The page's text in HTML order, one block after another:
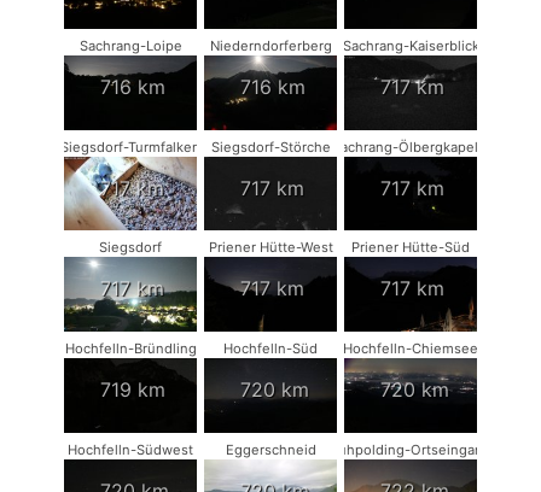
Sachrang-Loipe
716 km
Niederndorferberg
716 km
Sachrang-Kaiserblick
717 km
Siegsdorf-Turmfalken
717 km
Siegsdorf-Störche
717 km
Sachrang-Ölbergkapelle
717 km
Siegsdorf
717 km
Priener Hütte-West
717 km
Priener Hütte-Süd
717 km
Hochfelln-Bründling
719 km
Hochfelln-Süd
720 km
Hochfelln-Chiemsee
720 km
Hochfelln-Südwest Eggerschneid Ruhpolding-Ortseingang